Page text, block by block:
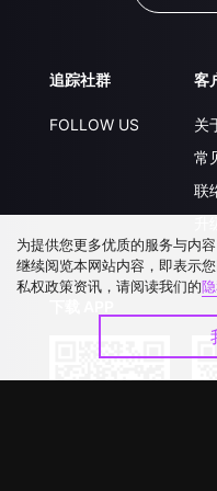
追踪社群
FOLLOW US
客
关
常
联
为提供您更多优质的服务与内
继续阅览本网站内容，即表示
私权政策资讯，请阅读我们的